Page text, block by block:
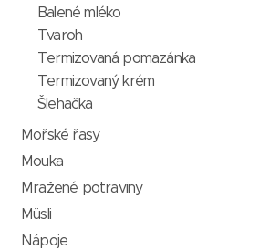
Balené mléko
Tvaroh
Termizovaná pomazánka
Termizovaný krém
Šlehačka
Mořské řasy
Mouka
Mražené potraviny
Müsli
Nápoje